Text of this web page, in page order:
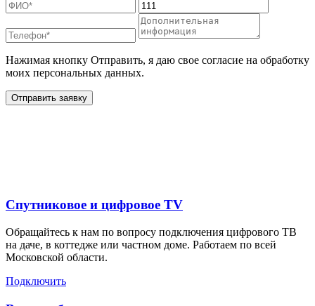
Нажимая кнопку Отправить, я даю свое согласие на обработку
моих персональных данных.
Отправить заявку
Спутниковое и цифровое TV
Обращайтесь к нам по вопросу подключения цифрового ТВ
на даче, в коттедже или частном доме. Работаем по всей
Московской области.
Подключить